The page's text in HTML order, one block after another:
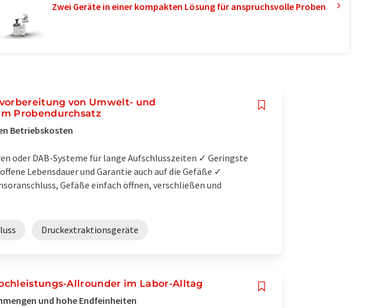
Zwei Geräte in einer kompakten Lösung für anspruchsvolle Proben
von Umwelt- und
Probendurchsatz
Betriebskosten
oder DAB-Systeme für lange Aufschlusszeiten ✓ Geringste
Lebensdauer und Garantie auch auf die Gefäße ✓
Gefäße einfach öffnen, verschließen und
Druckextraktionsgeräte
Allrounder im Labor-Alltag
und hohe Endfeinheiten